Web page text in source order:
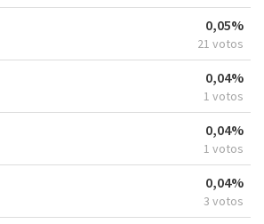
0,05%
21 votos
0,04%
1 votos
0,04%
1 votos
0,04%
3 votos